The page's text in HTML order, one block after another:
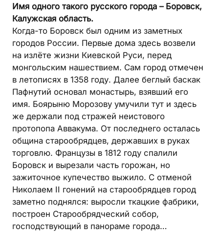
Имя одного такого русского города – Боровск,
Калужская область.
Когда-то Боровск был одним из заметных
городов России. Первые дома здесь возвели
на излёте жизни Киевской Руси, перед
монгольским нашествием. Сам город отмечен
в летописях в 1358 году. Далее беглый баскак
Пафнутий основал монастырь, взявший его
имя. Боярыню Морозову умучили тут и здесь
же держали под стражей неистового
протопопа Аввакума. От последнего осталась
община старообрядцев, державших в руках
торговлю. Французы в 1812 году спалили
Боровск и вырезали часть горожан, но
зажиточное купечество выжило. С отменой
Николаем II гонений на старообрядцев город
заметно поднялся: выросли ткацкие фабрики,
построен Старообрядческий собор,
господствующий в панораме города…